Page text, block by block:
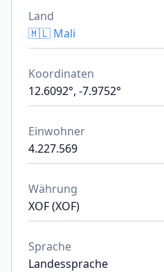
Land
🇲🇱 Mali
Koordinaten
12.6092°, -7.9752°
Einwohner
4.227.569
Währung
XOF (XOF)
Sprache
Landessprache